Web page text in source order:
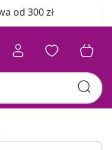
Darmowa dostawa od 300 zł